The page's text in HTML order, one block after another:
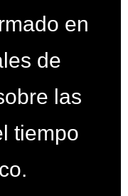
en
de
las
tiempo